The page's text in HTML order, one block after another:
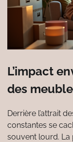
L’impact
des
Derrière l’attrait
constantes se
souvent lourd. La